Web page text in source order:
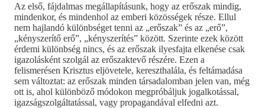
Az első, fájdalmas megállapításunk, hogy az erőszak mindig,
mindenkor, és mindenhol az emberi közösségek része. Ellul
nem hajlandó különbséget tenni az „erőszak” és az „erő”,
„kényszerítő erő”, „kényszerítés” között. Szerinte ezek között
érdemi különbség nincs, és az erőszak ilyesfajta elkenése csak
igazolásként szolgál az erőszaktevő részére. Ezen a
felismerésen Krisztus eljövetele, kereszthalála, és feltámadása
sem változtat: az erőszak minden társadalomban jelen van, még
ott is, ahol különböző módokon megpróbáljuk jogalkotással,
igazságszolgáltatással, vagy propagandával elfedni azt.